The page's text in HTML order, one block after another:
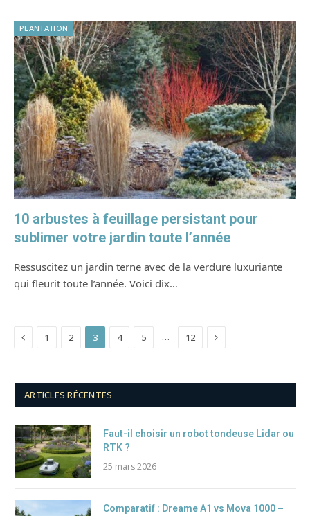
PLANTATION
10 arbustes à feuillage persistant pour
sublimer votre jardin toute l’année
Ressuscitez un jardin terne avec de la verdure luxuriante
qui fleurit toute l’année. Voici dix…
Previous
1 2 3 4 5 … 12 Next
ARTICLES RÉCENTES
Faut-il choisir un robot tondeuse Lidar ou
RTK ?
25 mars 2026
Comparatif : Dreame A1 vs Mova 1000 –